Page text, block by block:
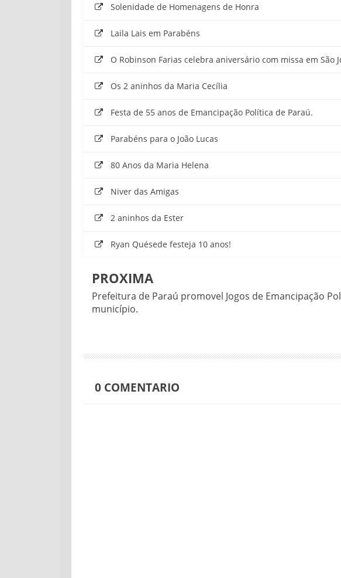
Solenidade de Homenagens de Honra
Laila Lais em Parabéns
O Robinson Farias celebra aniversário com missa em São
Os 2 aninhos da Maria Cecília
Festa de 55 anos de Emancipação Política de Paraú.
Parabéns para o João Lucas
80 Anos da Maria Helena
Niver das Amigas
2 aninhos da Ester
Ryan Quésede festeja 10 anos!
PROXIMA
Prefeitura de Paraú promovel Jogos de Emancipação
município.
0 COMENTARIO